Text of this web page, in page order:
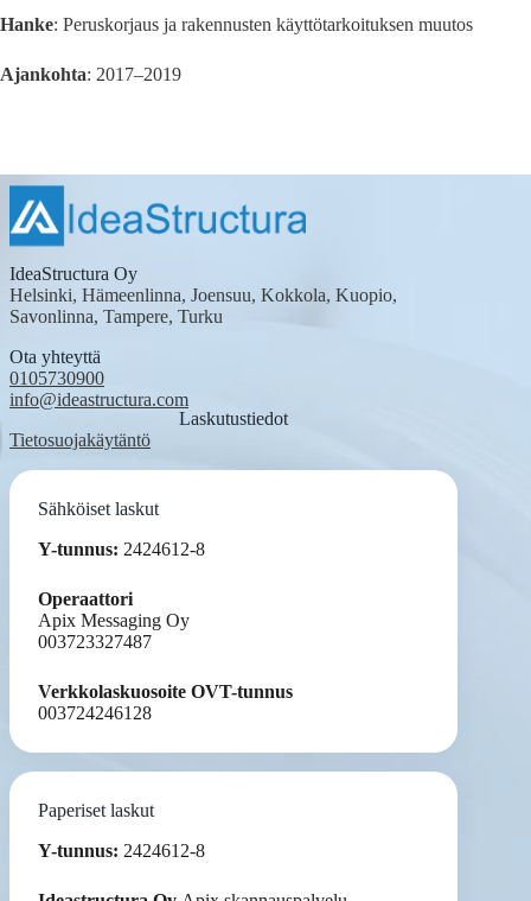
Hanke: Peruskorjaus ja rakennusten käyttötarkoituksen muutos
Ajankohta: 2017–2019
IdeaStructura Oy
Helsinki, Hämeenlinna, Joensuu, Kokkola, Kuopio,
Savonlinna, Tampere, Turku
Ota yhteyttä
0105730900
info@ideastructura.com
Tietosuojakäytäntö
Laskutustiedot
Sähköiset laskut
Y-tunnus: 2424612-8
Operaattori
Apix Messaging Oy
003723327487
Verkkolaskuosoite OVT-tunnus
003724246128
Paperiset laskut
Y-tunnus: 2424612-8